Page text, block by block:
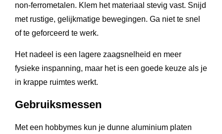
non-ferrometalen. Klem het materiaal stevig vast. Snijd
met rustige, gelijkmatige bewegingen. Ga niet te snel
of te geforceerd te werk.
Het nadeel is een lagere zaagsnelheid en meer
fysieke inspanning, maar het is een goede keuze als je
in krappe ruimtes werkt.
Gebruiksmessen
Met een hobbymes kun je dunne aluminium platen